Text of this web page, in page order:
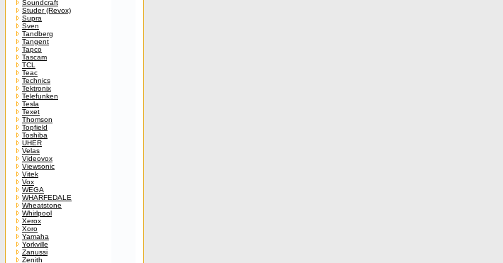
Soundcraft
Studer (Revox)
Supra
Sven
Tandberg
Tangent
Tapco
Tascam
TCL
Teac
Technics
Tektronix
Telefunken
Tesla
Texet
Thomson
Topfield
Toshiba
UHER
Velas
Videovox
Viewsonic
Vitek
Vox
WEGA
WHARFEDALE
Wheatstone
Whirlpool
Xerox
Xoro
Yamaha
Yorkville
Zanussi
Zenith